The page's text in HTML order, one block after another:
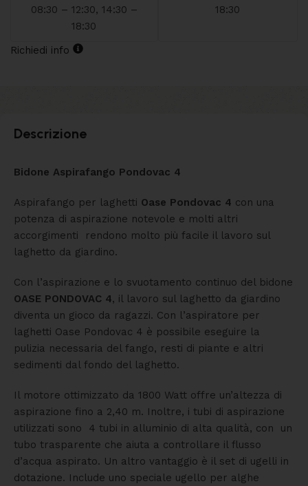
08:30 – 12:30, 14:30 –
18:30
18:30
Richiedi info
Descrizione
Bidone Aspirafango Pondovac 4
Aspirafango per laghetti Oase Pondovac 4 con una
potenza di aspirazione notevole e molti altri
accorgimenti rendono molto più facile il lavoro sul
laghetto da giardino.
Con l’aspirazione e lo svuotamento continuo del bidone
OASE PONDOVAC 4, il lavoro sul laghetto da giardino
diventa un gioco da ragazzi. Con l’aspiratore per
laghetti Oase Pondovac 4 è possibile eseguire la
pulizia necessaria del fango, resti di piante e altri
sedimenti dal fondo del laghetto.
Il motore ottimizzato da 1800 Watt offre un’altezza di
aspirazione fino a 2,40 m. Inoltre, i tubi di aspirazione
utilizzati sono 4 tubi in alluminio di alta qualità, con un
tubo trasparente che aiuta a controllare il flusso
d’acqua aspirato. Un altro vantaggio è il set di ugelli in
dotazione. Include uno speciale ugello per alghe